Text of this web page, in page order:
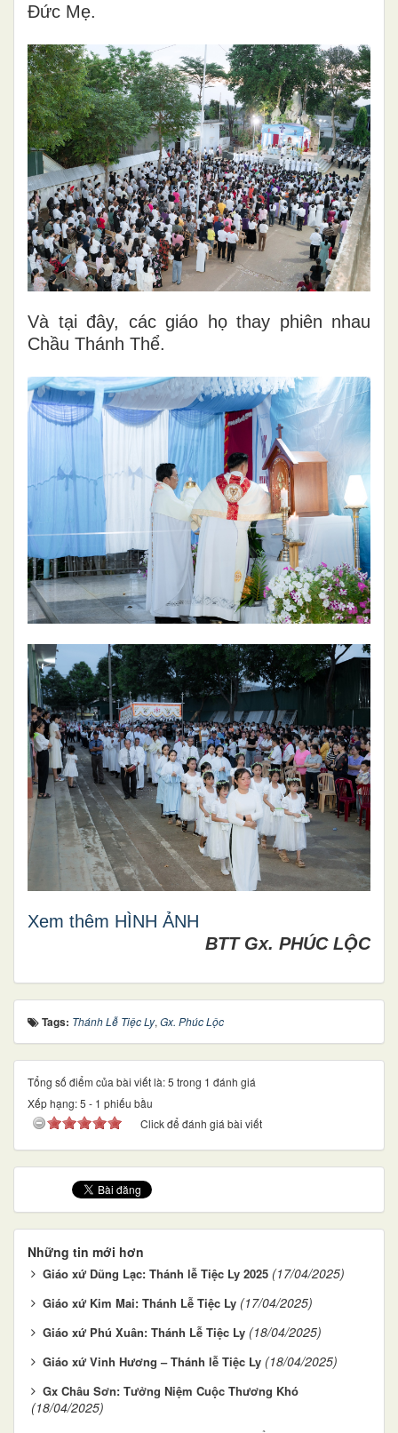
Đức Mẹ.
Và tại đây, các giáo họ thay phiên nhau
Chầu Thánh Thể.
Xem thêm HÌNH ẢNH
BTT Gx. PHÚC LỘC
Tags: Thánh Lễ Tiệc Ly, Gx. Phúc Lộc
Tổng số điểm của bài viết là: 5 trong 1 đánh giá
Xếp hạng:5 - 1 phiếu bầu
Click để đánh giá bài viết
Những tin mới hơn
Giáo xứ Dũng Lạc: Thánh lễ Tiệc Ly 2025 (17/04/2025)
Giáo xứ Kim Mai: Thánh Lễ Tiệc Ly (17/04/2025)
Giáo xứ Phú Xuân: Thánh Lễ Tiệc Ly (18/04/2025)
Giáo xứ Vinh Hương – Thánh lễ Tiệc Ly (18/04/2025)
Gx Châu Sơn: Tưởng Niệm Cuộc Thương Khó
(18/04/2025)